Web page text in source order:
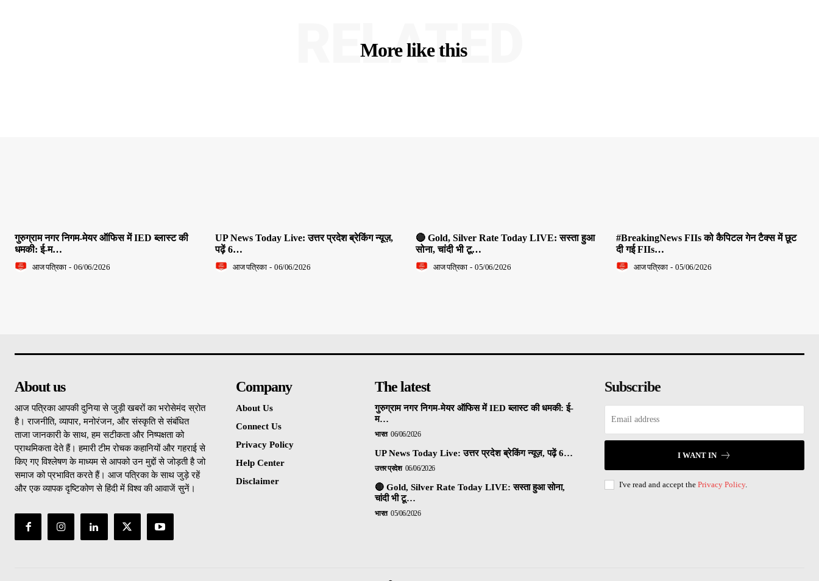
More like this
RELATED
गुरुग्राम नगर निगम-मेयर ऑफिस में IED ब्लास्ट की
धमकी: ई-म…
आज पत्रिका - 06/06/2026
UP News Today Live: उत्तर प्रदेश ब्रेकिंग न्यूज़,
पढ़ें 6…
आज पत्रिका - 06/06/2026
🔴 Gold, Silver Rate Today LIVE: सस्ता हुआ
सोना, चांदी भी टू…
आज पत्रिका - 05/06/2026
#BreakingNews FIIs को कैपिटल गेन टैक्स में छूट
दी गई FIIs…
आज पत्रिका - 05/06/2026
About us
आज पत्रिका आपकी दुनिया से जुड़ी खबरों का भरोसेमंद स्रोत
है। राजनीति, व्यापार, मनोरंजन, और संस्कृति से संबंधित
ताजा जानकारी के साथ, हम सटीकता और निष्पक्षता को
प्राथमिकता देते हैं। हमारी टीम रोचक कहानियों और गहराई से
किए गए विश्लेषण के माध्यम से आपको उन मुद्दों से जोड़ती है जो
समाज को प्रभावित करते हैं। आज पत्रिका के साथ जुड़े रहें
और एक व्यापक दृष्टिकोण से हिंदी में विश्व की आवाजें सुनें।
Company
About Us
Connect Us
Privacy Policy
Help Center
Disclaimer
The latest
गुरुग्राम नगर निगम-मेयर ऑफिस में IED ब्लास्ट की धमकी: ई-
म…
भारत 06/06/2026
UP News Today Live: उत्तर प्रदेश ब्रेकिंग न्यूज़, पढ़ें 6…
उत्तर प्रदेश 06/06/2026
🔴 Gold, Silver Rate Today LIVE: सस्ता हुआ सोना,
चांदी भी टू…
भारत 05/06/2026
Subscribe
I WANT IN
I've read and accept the Privacy Policy.